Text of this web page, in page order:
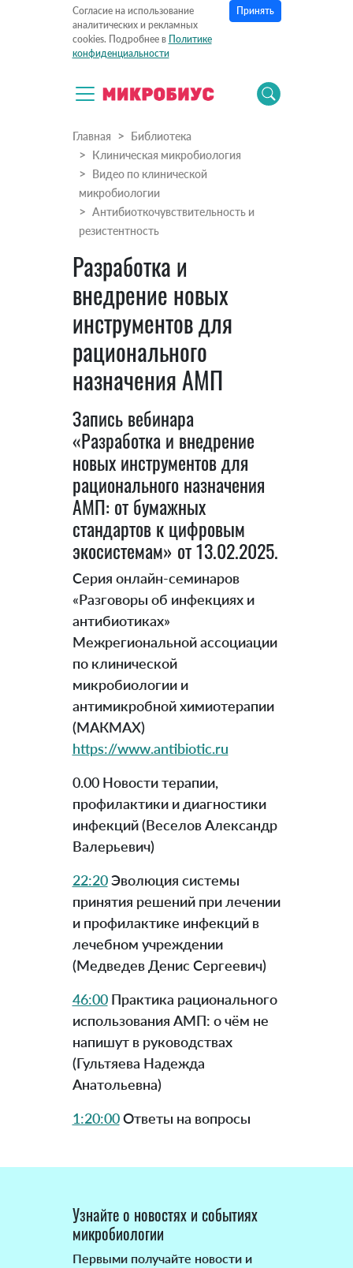
Согласие на использование
аналитических и рекламных
cookies. Подробнее в Политике
конфиденциальности
Принять
Главная
Библиотека
Клиническая микробиология
Видео по клинической
микробиологии
Антибиоткочувствительность и
резистентность
Разработка и
внедрение новых
инструментов для
рационального
назначения АМП
Запись вебинара
«Разработка и внедрение
новых инструментов для
рационального назначения
АМП: от бумажных
стандартов к цифровым
экосистемам» от 13.02.2025.
Серия онлайн-семинаров
«Разговоры об инфекциях и
антибиотиках»
Межрегиональной ассоциации
по клинической
микробиологии и
антимикробной химиотерапии
(МАКМАХ)
https://www.antibiotic.ru
0.00 Новости терапии,
профилактики и диагностики
инфекций (Веселов Александр
Валерьевич)
22:20Эволюция системы
принятия решений при лечении
и профилактике инфекций в
лечебном учреждении
(Медведев Денис Сергеевич)
46:00Практика рационального
использования АМП: о чём не
напишут в руководствах
(Гультяева Надежда
Анатольевна)
1:20:00Ответы на вопросы
Узнайте о новостях и событиях
микробиологии
Первыми получайте новости и